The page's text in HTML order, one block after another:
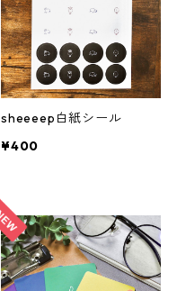
sheeeep白紙シール
¥400